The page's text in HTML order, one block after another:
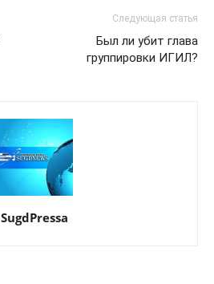
Следующая статья
Был ли убит глава
группировки ИГИЛ?
SugdPressa